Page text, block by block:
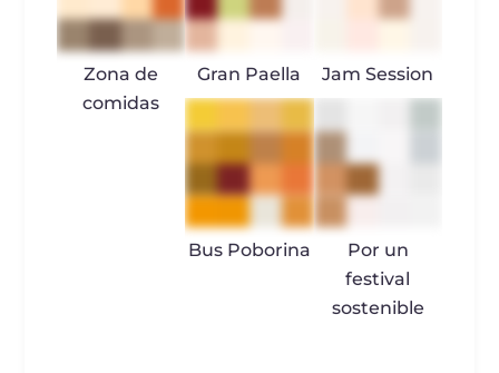
Zona de
comidas
Gran Paella Jam Session
Bus Poborina
Por un
festival
sostenible